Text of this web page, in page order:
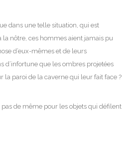
dans une telle situation, qui est
la nôtre, ces hommes aient jamais pu
d’eux-mêmes et de leurs
d’infortune que les ombres projetées
la paroi de la caverne qui leur fait face ?
pas de même pour les objets qui défilent